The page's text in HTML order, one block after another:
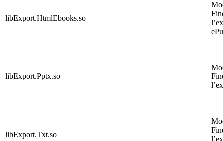
libExport.HtmlEbooks.so
libExport.Pptx.so
libExport.Txt.so